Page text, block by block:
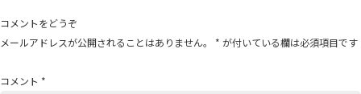
ー
シ
ン
コメントをどうぞ
メールアドレスが公開されることはありません。
* が付いている欄は必須項目です
コメント *